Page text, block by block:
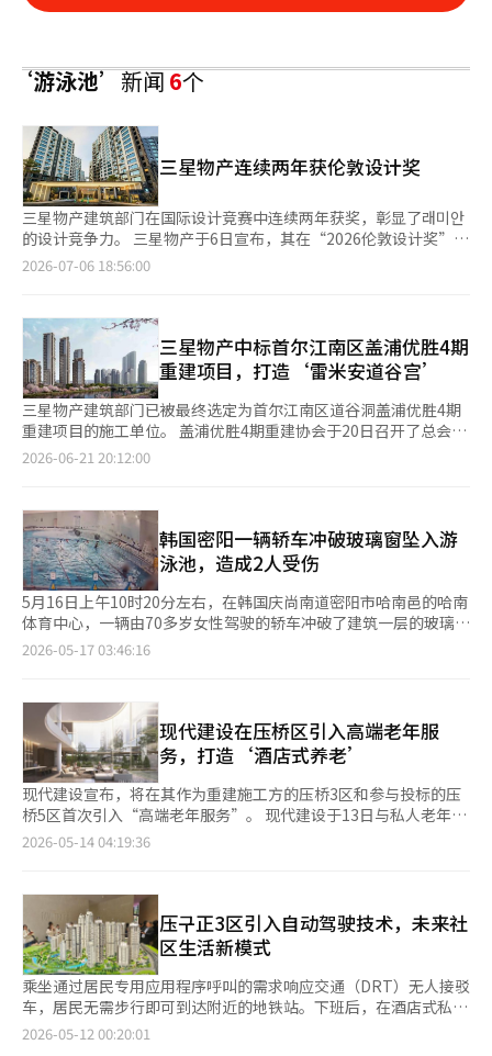
‘游泳池’新闻6个
三星物产连续两年获伦敦设计奖
三星物产建筑部门在国际设计竞赛中连续两年获奖，彰显了래미안
的设计竞争力。 三星物产于6日宣布，其在“2026伦敦设计奖”建
筑设计类别中提交的“래미안 원페를라外观与社区设计”获得金
域的优秀设计和创意项目。今年来自40多个国家的2000余件作品
参赛，由38位全球评审根据创意、概念、想法等标准评选获奖作
品。 래미안 원페를라는以“独一无二的璀璨居住体验”为主题进行
设计，成功将公寓从单纯的居住空间转变为为客户提供特别体验的
场所，因而获得高度评价。 其外观采用强调水平与垂直性的几何
设计，增强了整体的统一感。通过对比色和饰面材料、幕墙效果、
垂直百叶等纵向设计元素的应用，增加了立体感，主楼使用了棕色
系色彩，展现了现代形象。 位于地下空间的宽敞送客区采用了横
材和金属细节的横向图案，并确保了层高，以提升开放感和空间
感。 社区内部设计以小区名“페를라”所代表的珍珠形象为主题，
主要设施如大堂、天际酒廊、餐厅、健身房、游泳池、图书馆等均
体现了래미안独特的空间解读和设计策略。通过运用人字形、马赛
克、墙裙等经典设计元素和高档饰面材料，打造出高雅的室内空
间。 在高端住宅市场中，外观与社区设计已不仅仅是美观，更成
为决定品牌价值和小区差异化的核心竞争力。 三星物产在2024年
获得全球三大设计奖后，去年又在德国iF设计奖和美国IDEA设计奖
안 원페를라”在伦敦设计奖中实现连续获奖。 三星物产住宅商品营
销总部副总裁金明锡表示：“我们致力于基于래미안积累的经验，
提升生活与居住空间的价值，并将持续推出能够为客户的生活方式
增添深度的差异化解决方案。”※ 本报道经人工智能（AI）系统翻
译与编辑。
2026-07-06 18:56:00
三星物产中标首尔江南区盖浦优胜4期
重建项目，打造‘雷米安道谷宫’
三星物产建筑部门已被最终选定为首尔江南区道谷洞盖浦优胜4期
重建项目的施工单位。 盖浦优胜4期重建协会于20日召开了总会，
表决通过了将三星物产选为施工单位的提案。该项目位于首尔江南
为“雷米安道谷宫”。三星物产计划将其打造成道谷洞的新地标，
延续三星塔宫的高端居住文化声誉。 盖浦优胜4期位于地铁3号线
梅峰站步行3分钟以内，属于交通便利的区域。附近有九龙小学、
大治中学、淑明女中及高等学校等优质教育资源，且靠近大治洞的
学区和生活设施，包括阳再川、梅峰山和江南世博医院等。 三星
物产将与全球设计公司UNStudio合作，采用170米高的地标塔和
立体外观设计。根据原设计方案，10栋住宅楼将减少为6栋，并优
化布局，使1045户中的865户能够俯瞰阳再川、大母山和九龙山等
桥”，居民可无需过马路即可到达阳再川步道。 社区设施将按每
户约4.6坪的规模建设，包括多功能体育馆、游泳池、森林咖啡厅
等，共81个项目，170米高的空中社区将设有空中休息室、空中酒
吧和屋顶花园等。 每户的层高计划为2.8米，以提升空间感。三星
物产还将应用一级隔音技术、户内垃圾处理输送设备及雷米安AI停
车解决方案等未来居住技术。 三星物产在去年承接了盖浦优胜7期
和最近的大治双龙1期项目后，再次中标盖浦优胜4期，进一步巩固
了在盖浦和道谷地区的雷米安品牌地位。※ 本报道经人工智能
2026-06-21 20:12:00
韩国密阳一辆轿车冲破玻璃窗坠入游
泳池，造成2人受伤
5月16日上午10时20分左右，在韩国庆尚南道密阳市哈南邑的哈南
体育中心，一辆由70多岁女性驾驶的轿车冲破了建筑一层的玻璃
窗，随后坠入了地下游泳池。 据联合新闻报道，事故发生后，车
池。 一名目击者表示：“正在游泳的男性们进入水中，直接将驾
驶员救了出来。”他还提到，游泳教练随后立即进行了心肺复苏。
事故发生时，游泳池内大约有8名市民在游泳。 接到报警后，119
急救队迅速赶到现场，将意识清醒但感到胸痛的驾驶员紧急送往附
近医院。此外，一名50多岁的女性因事故造成的玻璃碎片受伤，也
被送往医院接受治疗。 幸运的是，车辆坠落的位置与游泳者的游
泳位置相对较远，未造成重大人员伤亡。 警方已获取体育中心内
部的监控视频，正在调查事故的具体经过。警方表示，驾驶员在游
中心的玻璃窗并坠入游泳池。 事故驾驶员在警方调查中表
示：“当时的情况完全不记得了。”警方目前调查结果显示，未发
现驾驶员有酒后驾驶或无证驾驶的迹象。※ 本报道经人工智能
（AI）系统翻译与编辑。
2026-05-17 03:46:16
现代建设在压桥区引入高端老年服
务，打造‘酒店式养老’
现代建设宣布，将在其作为重建施工方的压桥3区和参与投标的压
桥5区首次引入“高端老年服务”。 现代建设于13日与私人老年社
区运营商经典500签署了老年生活护理服务模型的开发与运营协
目等服务。医疗服务将由建国大学医院负责。除了健康管理服务，
如防跌倒、认知功能管理和预防痴呆外，还将提供涵盖睡眠、饮食
和运动的健康护理。此外，还将开展美术课程、古典音乐表演、舞
蹈运动和围棋等社区项目。 经典500是一个高端老年公寓品牌，结
合了酒店式居住服务和医疗护理的运营系统。现代建设计划借此合
作，将老年友好型居住服务扩展到其THE H品牌项目和新承接的业
务中。 现代建设相关人士表示：“这是为了整合支持老年居民的
健康管理、休闲、交流和生活便利的差异化战略，我们将积极应对
2026-05-14 04:19:36
压구正3区引入自动驾驶技术，未来社
区生活新模式
乘坐通过居民专用应用程序呼叫的需求响应交通（DRT）无人接驳
车，居民无需步行即可到达附近的地铁站。下班后，在酒店式私人
下车区下车后，停车代客机器人会自动停车，重物则由现代汽车的
2026-05-12 00:20:01